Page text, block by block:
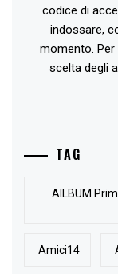
codice di
indossare,
momento. Per
scelta degli
TAG
AlLBUM
Amici14